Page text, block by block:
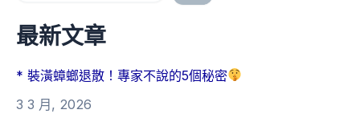
最新文章
* 裝潢蟑螂退散！專家不說的5個秘密
3 3 月, 2026